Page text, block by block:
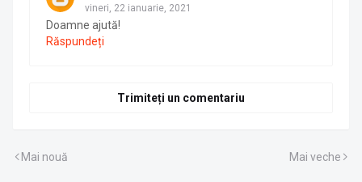
vineri, 22 ianuarie, 2021
Doamne ajută!
Răspundeți
Trimiteți un comentariu
Mai nouă Mai veche